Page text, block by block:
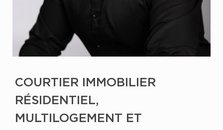
COURTIER IMMOBILIER
RÉSIDENTIEL,
MULTILOGEMENT ET